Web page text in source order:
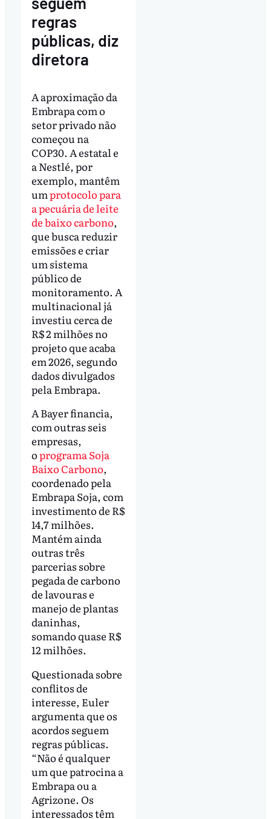
regras
públicas, diz
diretora
A aproximação da
Embrapa com o
setor privado não
começou na
COP30. A estatal e
a Nestlé, por
exemplo, mantêm
umprotocolo para
a pecuária de leite
de baixo carbono,
que busca reduzir
emissões e criar
um sistema
público de
monitoramento. A
multinacional já
investiu cerca de
R$ 2 milhões no
projeto que acaba
em 2026, segundo
dados divulgados
pela Embrapa.
A Bayer financia,
com outras seis
empresas,
oprograma Soja
Baixo Carbono,
coordenado pela
Embrapa Soja, com
investimento de R$
14,7 milhões.
Mantém ainda
outras três
parcerias sobre
pegada de carbono
de lavouras e
manejo de plantas
daninhas,
somando quase R$
12 milhões.
Questionada sobre
conflitos de
interesse, Euler
argumenta que os
acordos seguem
regras públicas.
“Não é qualquer
um que patrocina a
Embrapa ou a
Agrizone. Os
interessados têm